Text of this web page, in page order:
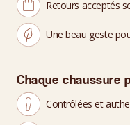
Retours acceptés
Une beau geste
Chaque chaussure
Contrôlées et